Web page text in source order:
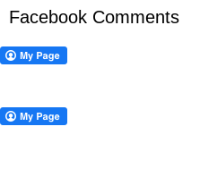
Facebook Comments